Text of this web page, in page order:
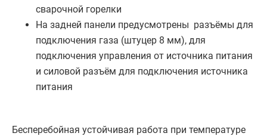
сварочной горелки
На задней панели предусмотрены разъёмы для
подключения газа (штуцер 8 мм), для
подключения управления от источника питания
и силовой разъём для подключения источника
питания
Бесперебойная устойчивая работа при температуре